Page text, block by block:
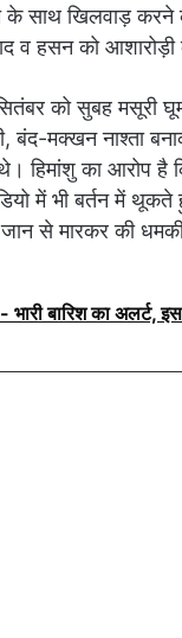
साथ खिलवाड़ करने
व हसन को आशारोड़ी
को सुबह मसूरी
बंद-मक्खन नाश्ता
हिमांशु का आरोप है
में भी बर्तन में
से मारकर की
भारी बारिश का